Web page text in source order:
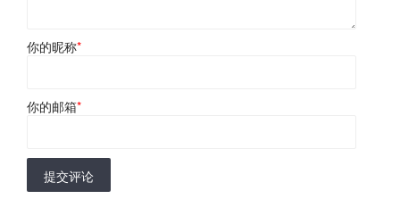
你的昵称*
你的邮箱*
提交评论